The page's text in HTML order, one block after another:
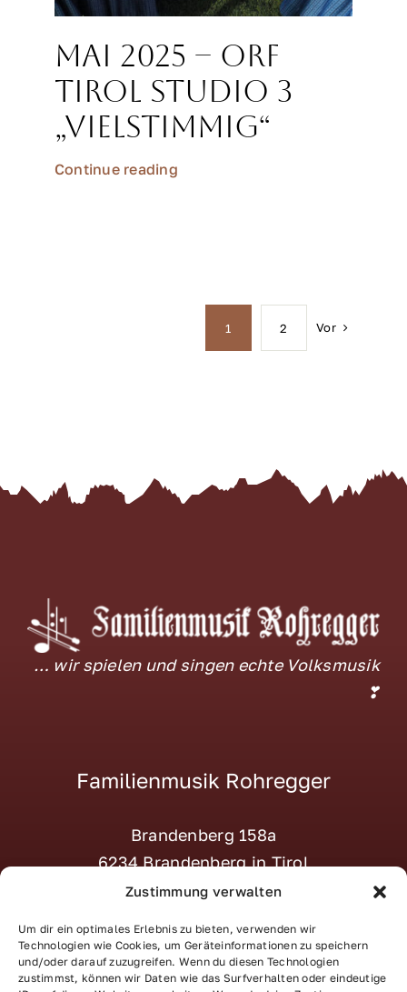
Zustimmung verwalten
Um dir ein optimales Erlebnis zu bieten, verwenden wir
Technologien wie Cookies, um Geräteinformationen zu speichern
und/oder darauf zuzugreifen. Wenn du diesen Technologien
zustimmst, können wir Daten wie das Surfverhalten oder eindeutige
Mai 2025 – ORF
Tirol Studio 3
„Vielstimmig“
Continue reading
1 2 Vor
… wir spielen und singen echte Volksmusik
❣
Familienmusik Rohregger
Brandenberg 158a
6234 Brandenberg in Tirol
tanja@familienmusik-rohregger.at
Social: –> Instagram